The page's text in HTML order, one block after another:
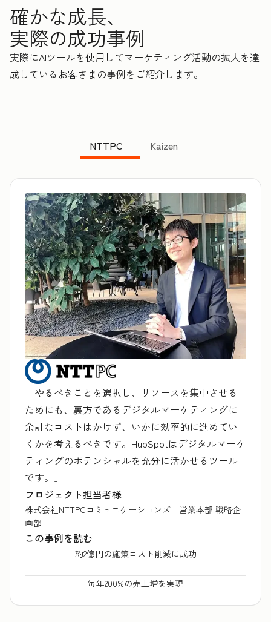
確かな成長、
実際の成功事例
実際にAIツールを使用してマーケティング活動の拡大を達
成しているお客さまの事例をご紹介します。
NTTPC Kaizen
「やるべきことを選択し、リソースを集中させる
ためにも、裏方であるデジタルマーケティングに
余計なコストはかけず、いかに効率的に進めてい
くかを考えるべきです。HubSpotはデジタルマーケ
ティングのポテンシャルを充分に活かせるツール
です。」
プロジェクト担当者様
株式会社NTTPCコミュニケーションズ 営業本部 戦略企
画部
この事例を読む
約2億円の施策コスト削減に成功
毎年200%の売上増を実現